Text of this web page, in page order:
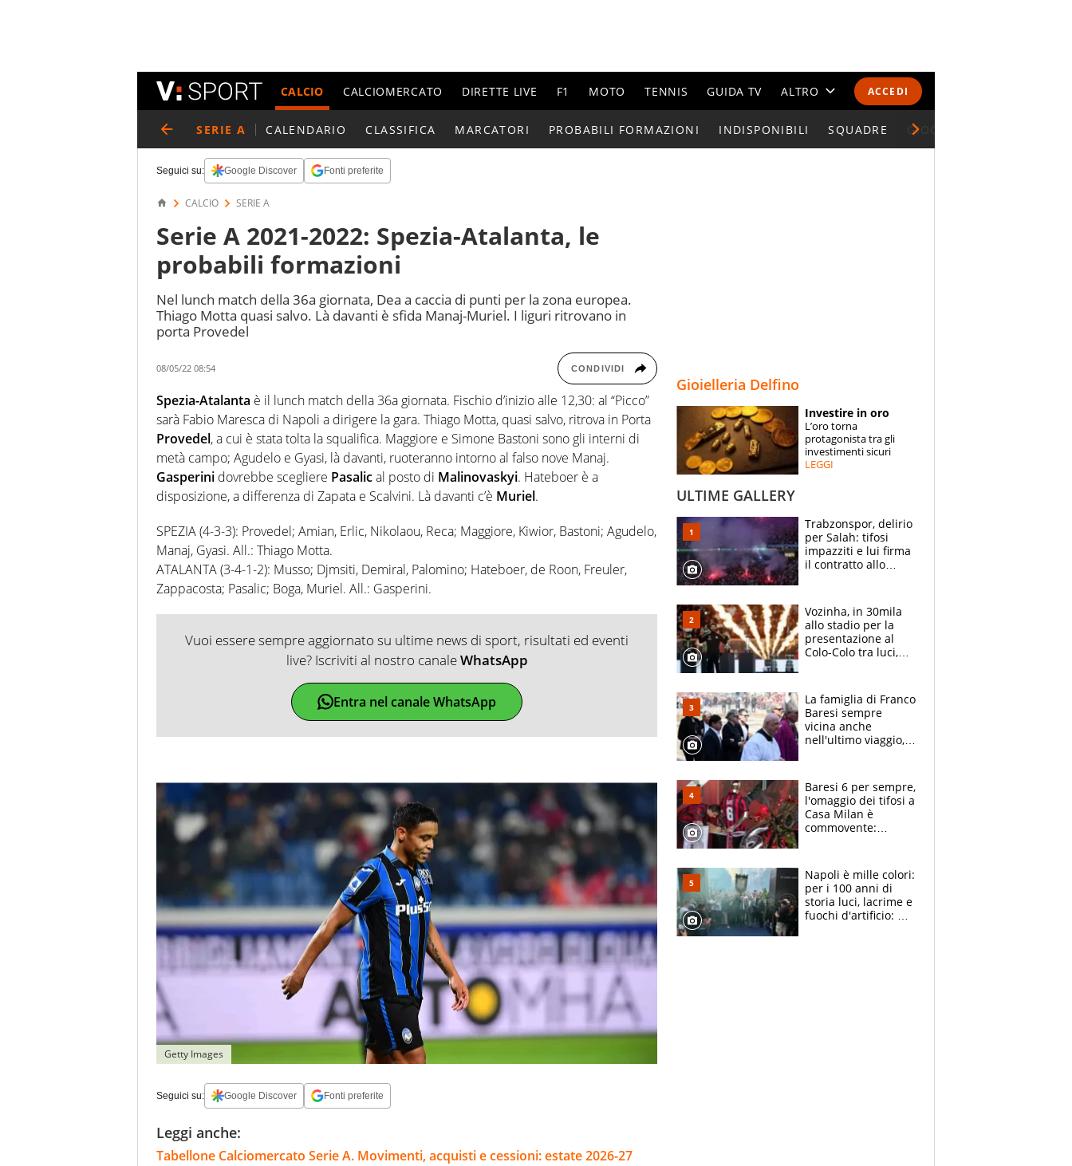
ACCEDI
CALCIO CALCIOMERCATO DIRETTE LIVE F1 MOTO TENNIS GUIDA TV ALTRO
CALENDARI E CLASSIFICHE
ESPERTI
CONTATTI
SERIE A CALENDARIO CLASSIFICA MARCATORI PROBABILI FORMAZIONI INDISPONIBILI SQUADRE GIOCATORI SERIE A
Seguici su: Google Discover Fonti preferite
CALCIO SERIE A
Serie A 2021-2022: Spezia-Atalanta, le
probabili formazioni
Nel lunch match della 36a giornata, Dea a caccia di punti per la zona europea.
Thiago Motta quasi salvo. Là davanti è sfida Manaj-Muriel. I liguri ritrovano in
porta Provedel
08/05/22 08:54 CONDIVIDI
Spezia-Atalanta è il lunch match della 36a giornata. Fischio d’inizio alle 12,30: al “Picco”
sarà Fabio Maresca di Napoli a dirigere la gara. Thiago Motta, quasi salvo, ritrova in Porta
Provedel, a cui è stata tolta la squalifica. Maggiore e Simone Bastoni sono gli interni di
metà campo; Agudelo e Gyasi, là davanti, ruoteranno intorno al falso nove Manaj.
Gasperini dovrebbe scegliere Pasalical posto di Malinovaskyi. Hateboer è a
disposizione, a differenza di Zapata e Scalvini. Là davanti c’è Muriel.
SPEZIA (4-3-3): Provedel; Amian, Erlic, Nikolaou, Reca; Maggiore, Kiwior, Bastoni; Agudelo,
Manaj, Gyasi. All.: Thiago Motta.
ATALANTA (3-4-1-2): Musso; Djmsiti, Demiral, Palomino; Hateboer, de Roon, Freuler,
Zappacosta; Pasalic; Boga, Muriel. All.: Gasperini.
Vuoi essere sempre aggiornato su ultime news di sport, risultati ed eventi
live? Iscriviti al nostro canaleWhatsApp
Entra nel canale WhatsApp
Getty Images
Seguici su: Google Discover Fonti preferite
Leggi anche:
Tabellone Calciomercato Serie A. Movimenti, acquisti e cessioni: estate 2026-27
Gioielleria Delfino
Investire in oro
L’oro torna
protagonista tra gli
investimenti sicuri
LEGGI
ULTIME GALLERY
Trabzonspor, delirio
per Salah: tifosi
impazziti e lui firma
il contratto allo
Vozinha, in 30mila
allo stadio per la
presentazione al
Colo-Colo tra luci,
La famiglia di Franco
Baresi sempre
vicina anche
nell'ultimo viaggio,
circondati
dall'affetto dei tifosi
Baresi 6 per sempre,
l'omaggio dei tifosi a
Casa Milan è
commovente:
bigliettini
Napoli è mille colori:
per i 100 anni di
storia luci, lacrime e
fuochi d'artificio: De